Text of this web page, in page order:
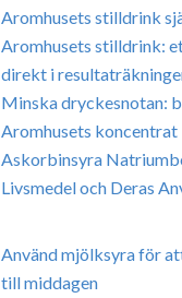
Aromhusets stilldrink
Aromhusets stilldrink:
direkt i
Minska dryckesnotan:
Aromhusets koncentrat
Askorbinsyra
Livsmedel och Deras
Använd mjölksyra för
till middagen